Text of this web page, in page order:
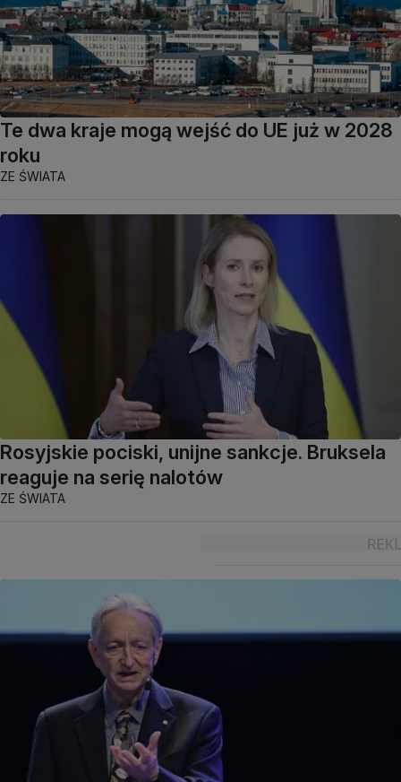
Te dwa kraje mogą wejść do UE już w 2028
roku
ZE ŚWIATA
Rosyjskie pociski, unijne sankcje. Bruksela
reaguje na serię nalotów
ZE ŚWIATA